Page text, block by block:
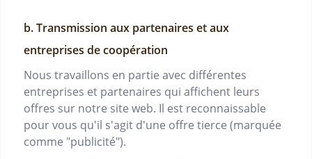
b. Transmission aux partenaires et aux
entreprises de coopération
Nous travaillons en partie avec différentes
entreprises et partenaires qui affichent leurs
offres sur notre site web. Il est reconnaissable
pour vous qu'il s'agit d'une offre tierce (marquée
comme "publicité").